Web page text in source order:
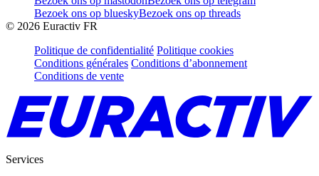
Bezoek ons op blueskyBezoek ons op threads
© 2026 Euractiv FR
Politique de confidentialité Politique cookies
Conditions générales Conditions d’abonnement
Conditions de vente
Services